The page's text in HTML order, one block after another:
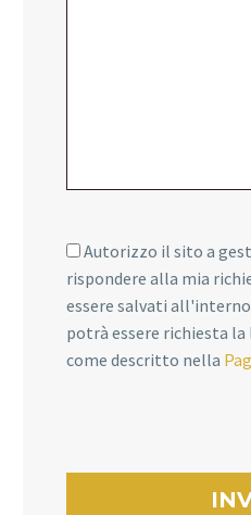
Autorizzo il sito a
rispondere alla mia
essere salvati
potrà essere richiesta
come descritto nella